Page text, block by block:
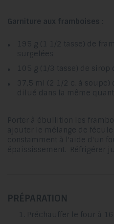
Garniture aux framboises :
195 g (1 1/2 tasse) de
surgelées
105 g (1/3 tasse) de sirop
37,5 ml (2 1/2 c. à
dilué dans la même
Porter à ébullition les
ajouter le mélange de
constamment à l'aide d'un
épaississement. Réfrigérer
PRÉPARATION
Préchauffer le four à